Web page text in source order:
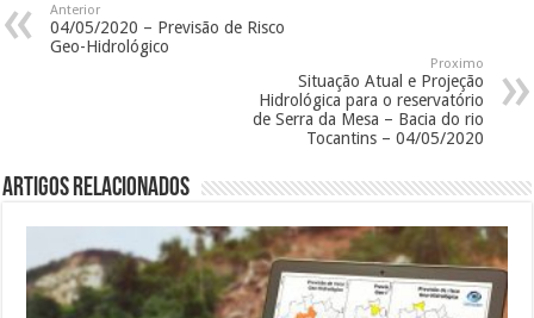
Anterior
04/05/2020 – Previsão de Risco
Geo-Hidrológico
Proximo
Situação Atual e Projeção
Hidrológica para o reservatório
de Serra da Mesa – Bacia do rio
Tocantins – 04/05/2020
Artigos Relacionados